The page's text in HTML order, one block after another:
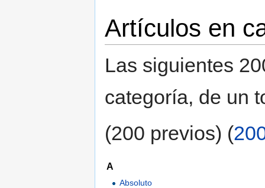
Artículos en
Las siguientes
categoría, de un
(200 previos) (
A
Absoluto